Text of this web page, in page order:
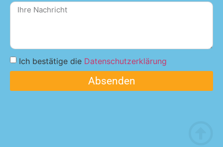
Ich bestätige die Datenschutzerklärung
Absenden